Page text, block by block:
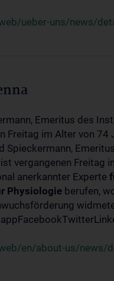
ueber-uns/news/
Emeritus des
Freitag im Alter von 74
Spieckermann,
vergangenen Freitag
anerkannter Experte
Physiologie berufen,
en/about-us/news/